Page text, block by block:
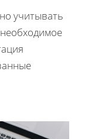
учитывать